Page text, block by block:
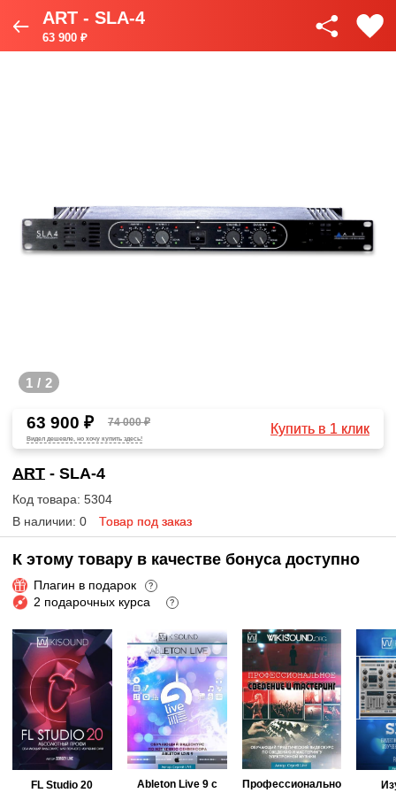
ART - SLA-4
63 900 ₽
1 / 2
63 900 ₽ 74 000 ₽
Видел дешевле, но хочу купить здесь!
Купить в 1 клик
ART - SLA-4
Код товара: 5304
В наличии: 0
Товар под заказ
К этому товару в качестве бонуса доступно
Плагин в подарок ?
2 подарочных курса ?
FL Studio 20
Ableton Live 9 с
Профессионально